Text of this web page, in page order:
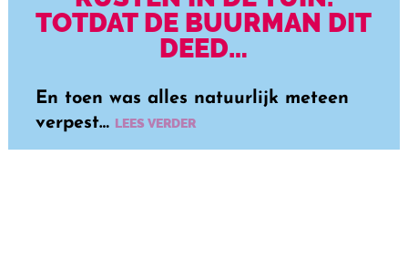
TOTDAT DE BUURMAN DIT
DEED…
En toen was alles natuurlijk meteen
verpest…LEES VERDER